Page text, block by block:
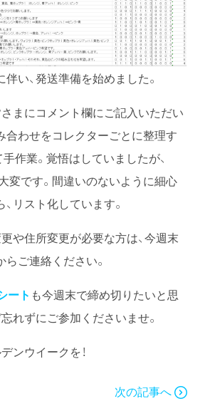
い、発送準備を始めました。
さまにコメント欄にご記入いただい
合わせをコレクターごとに整理す
作業。覚悟はしていましたが、
変です。間違いのないように細心
リスト化しています。
や住所変更が必要な方は、今週末
ご連絡ください。
ート も今週末で締め切りたいと思
れずにご参加くださいませ。
ンウイークを！
次の記事へ